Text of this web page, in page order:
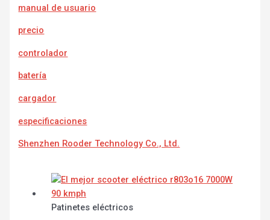
manual de usuario
precio
controlador
batería
cargador
especificaciones
Shenzhen Rooder Technology Co., Ltd.
Patinetes eléctricos